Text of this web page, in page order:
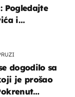
Pogledajte
i
dogodilo sa
je prošao